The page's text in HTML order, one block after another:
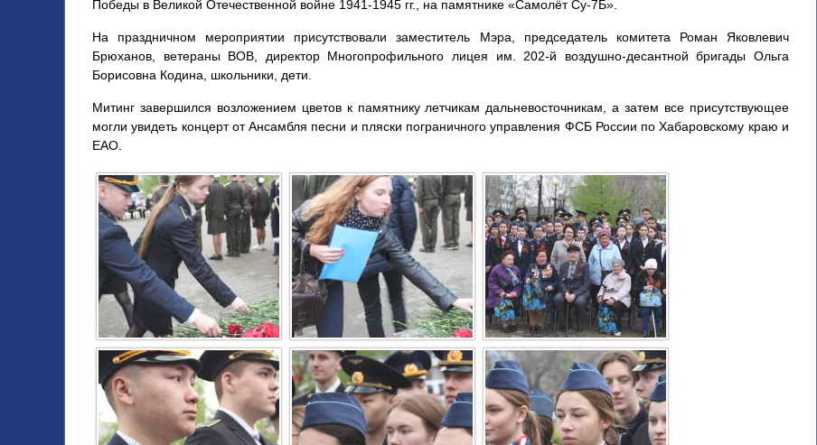
Победы в Великой Отечественной войне 1941-1945 гг., на памятнике «Самолёт Су-7Б».
На праздничном мероприятии присутствовали заместитель Мэра, председатель комитета Роман Яковлевич
Брюханов, ветераны ВОВ, директор Многопрофильного лицея им. 202-й воздушно-десантной бригады Ольга
Борисовна Кодина, школьники, дети.
Митинг завершился возложением цветов к памятнику летчикам дальневосточникам, а затем все присутствующее
могли увидеть концерт от Ансамбля песни и пляски пограничного управления ФСБ России по Хабаровскому краю и
ЕАО.